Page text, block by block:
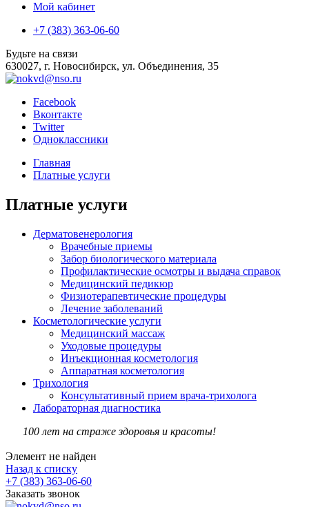
Мой кабинет
+7 (383) 363-06-60
Будьте на связи
630027, г. Новосибирск, ул. Объединения, 35
Facebook
Вконтакте
Twitter
Одноклассники
Главная
Платные услуги
Платные услуги
Дерматовенерология
Врачебные приемы
Забор биологического материала
Профилактические осмотры и выдача справок
Медицинский педикюр
Физиотерапевтические процедуры
Лечение заболеваний
Косметологические услуги
Медицинский массаж
Уходовые процедуры
Инъекционная косметология
Аппаратная косметология
Трихология
Консультативный прием врача-трихолога
Лабораторная диагностика
100 лет на страже здоровья и красоты!
Элемент не найден
Назад к списку
+7 (383) 363-06-60
Заказать звонок